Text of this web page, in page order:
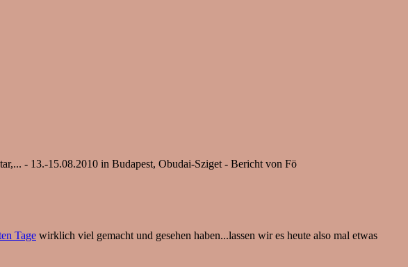
- 13.-15.08.2010 in Budapest, Obudai-Sziget - Bericht von Fö
Tage wirklich viel gemacht und gesehen haben...lassen wir es heute also mal etwas